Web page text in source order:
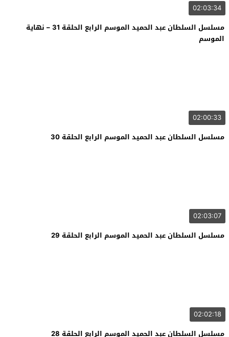
02:03:34
مسلسل السلطان عبد الحميد الموسم الرابع الحلقة 31 – نهاية
الموسم
02:00:33
مسلسل السلطان عبد الحميد الموسم الرابع الحلقة 30
02:03:07
مسلسل السلطان عبد الحميد الموسم الرابع الحلقة 29
02:02:18
مسلسل السلطان عبد الحميد الموسم الرابع الحلقة 28